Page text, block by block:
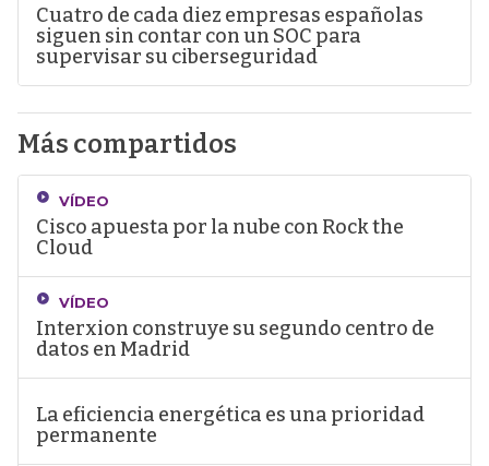
Cuatro de cada diez empresas españolas
siguen sin contar con un SOC para
supervisar su ciberseguridad
Más compartidos
VÍDEO
Cisco apuesta por la nube con Rock the
Cloud
VÍDEO
Interxion construye su segundo centro de
datos en Madrid
La eficiencia energética es una prioridad
permanente